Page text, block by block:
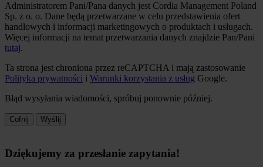
Administratorem Pani/Pana danych jest Cordia Management Poland
Sp. z o. o. Dane będą przetwarzane w celu przedstawienia ofert
handlowych i informacji marketingowych o produktach i usługach.
Więcej informacji na temat przetwarzania danych znajdzie Pan/Pani
tutaj.
Ta strona jest chroniona przez reCAPTCHA i mają zastosowanie
Polityka prywatności i Warunki korzystania z usług Google.
Błąd wysyłania wiadomości, spróbuj ponownie później.
Cofnij Wyślij
Dziękujemy za przesłanie zapytania!